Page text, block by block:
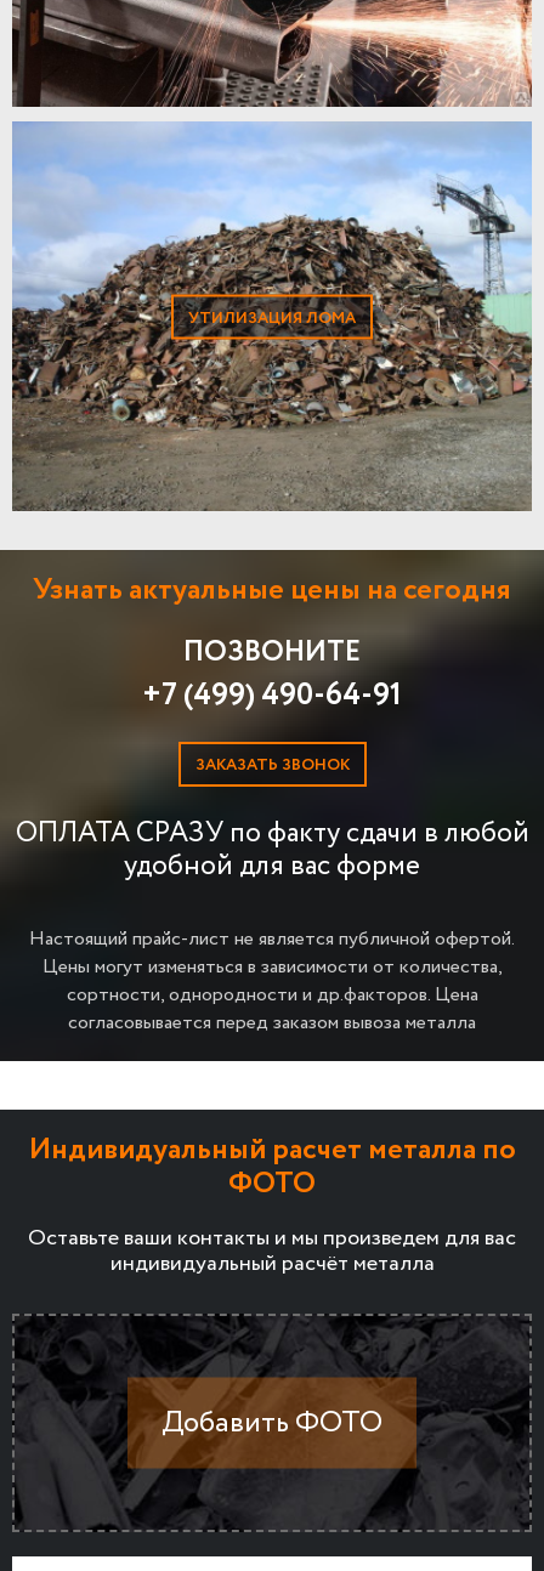
УТИЛИЗАЦИЯ ЛОМА
Узнать актуальные цены на сегодня
ПОЗВОНИТЕ
+7 (499) 490-64-91
ЗАКАЗАТЬ ЗВОНОК
ОПЛАТА СРАЗУ по факту сдачи в любой
удобной для вас форме
Настоящий прайс-лист не является публичной офертой.
Цены могут изменяться в зависимости от количества,
сортности, однородности и др.факторов. Цена
согласовывается перед заказом вывоза металла
Индивидуальный расчет металла по
ФОТО
Оставьте ваши контакты и мы произведем для вас
индивидуальный расчёт металла